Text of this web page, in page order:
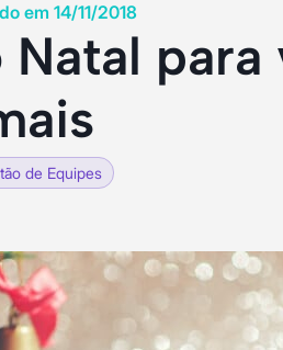
em 14/11/2018
para
de Equipes